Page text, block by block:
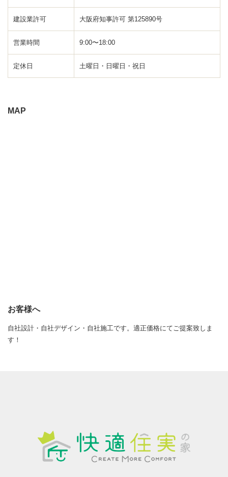
建設業許可 大阪府知事許可 第125890号
営業時間 9:00〜18:00
定休日 土曜日・日曜日・祝日
MAP
お客様へ
自社設計・自社デザイン・自社施工です。適正価格にてご提案致しま
す！